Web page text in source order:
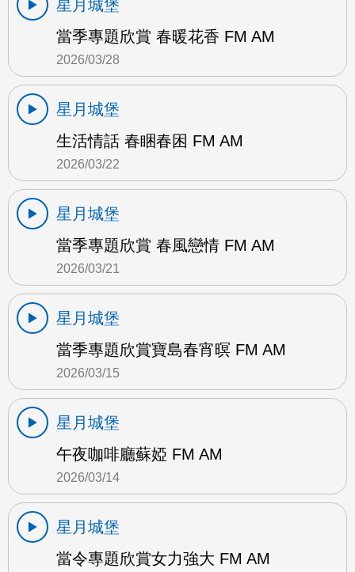
星月城堡
當季專題欣賞 春暖花香 FM AM
2026/03/28
星月城堡
生活情話 春睏春困 FM AM
2026/03/22
星月城堡
當季專題欣賞 春風戀情 FM AM
2026/03/21
星月城堡
當季專題欣賞寶島春宵暝 FM AM
2026/03/15
星月城堡
午夜咖啡廳蘇婭 FM AM
2026/03/14
星月城堡
當令專題欣賞女力強大 FM AM